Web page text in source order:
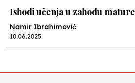
Ishodi učenja u zahodu mature
Namir Ibrahimović
10.06.2025